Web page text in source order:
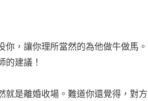
，讓你理所當然的為他做牛做馬。
的建議！
就是離婚收場。難道你還覺得，對方